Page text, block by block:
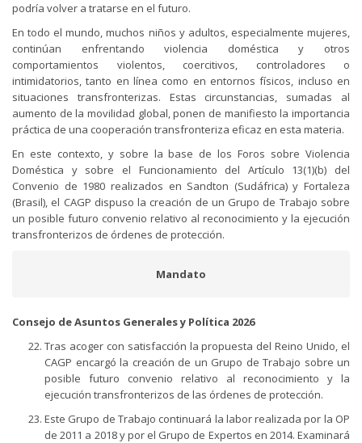
podría volver a tratarse en el futuro.
En todo el mundo, muchos niños y adultos, especialmente mujeres,
continúan enfrentando violencia doméstica y otros
comportamientos violentos, coercitivos, controladores o
intimidatorios, tanto en línea como en entornos físicos, incluso en
situaciones transfronterizas. Estas circunstancias, sumadas al
aumento de la movilidad global, ponen de manifiesto la importancia
práctica de una cooperación transfronteriza eficaz en esta materia.
En este contexto, y sobre la base de los Foros sobre Violencia
Doméstica y sobre el Funcionamiento del Artículo 13(1)(b) del
Convenio de 1980 realizados en Sandton (Sudáfrica) y Fortaleza
(Brasil), el CAGP dispuso la creación de un Grupo de Trabajo sobre
un posible futuro convenio relativo al reconocimiento y la ejecución
transfronterizos de órdenes de protección.
Mandato
Consejo de Asuntos Generales y Política 2026
Tras acoger con satisfacción la propuesta del Reino Unido, el
CAGP encargó la creación de un Grupo de Trabajo sobre un
posible futuro convenio relativo al reconocimiento y la
ejecución transfronterizos de las órdenes de protección.
Este Grupo de Trabajo continuará la labor realizada por la OP
de 2011 a 2018 y por el Grupo de Expertos en 2014. Examinará